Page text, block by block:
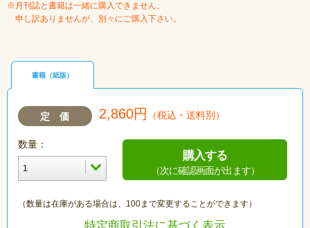
※月刊誌と書籍は一緒に購入できません。
申し訳ありませんが、別々にご購入下さい。
書籍（紙版）
定 価 2,860円 （税込・送料別）
数量：
購入する
（次に確認画面が出ます）
（数量は在庫がある場合は、100まで変更することができます）
特定商取引法に基づく表示